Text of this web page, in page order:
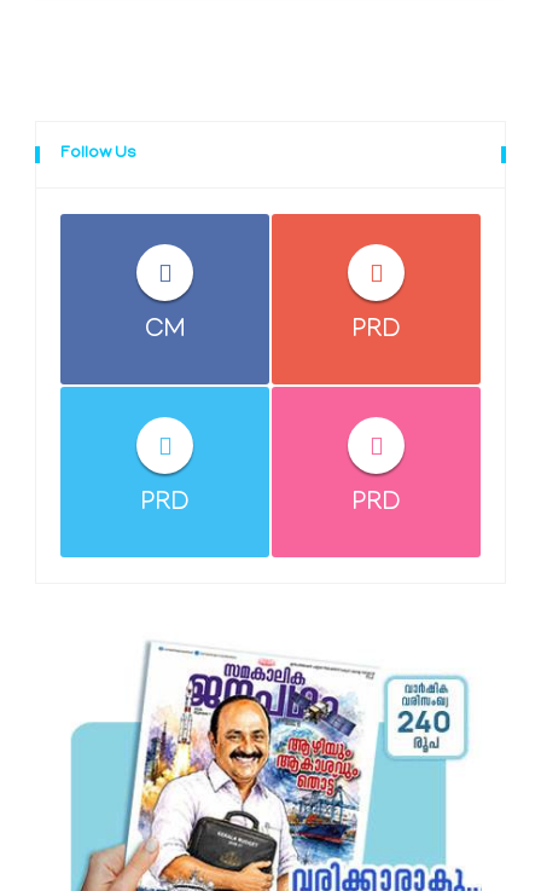
Follow Us
CM PRD
PRD PRD